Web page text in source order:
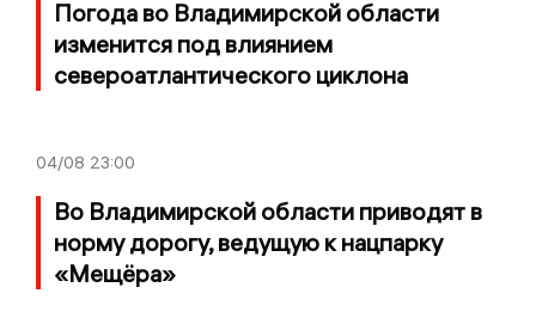
Погода во Владимирской области
изменится под влиянием
североатлантического циклона
04/08 23:00
Во Владимирской области приводят в
норму дорогу, ведущую к нацпарку
«Мещёра»